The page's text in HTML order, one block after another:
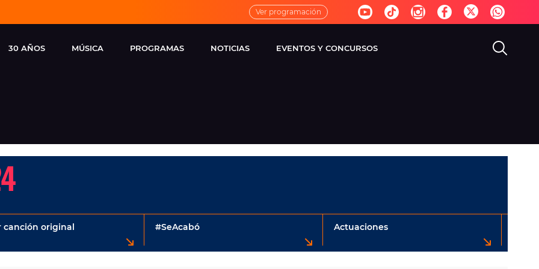
Ver programación
30 AÑOS
CONCIERTOS
REMEMBER EUROPA
MÚSICA
LOCUTORES EUROPA
PROGRAMAS
VIRALES
NOTICIAS EVENTOS Y CONCURSOS
canción original #SeAcabó Actuaciones